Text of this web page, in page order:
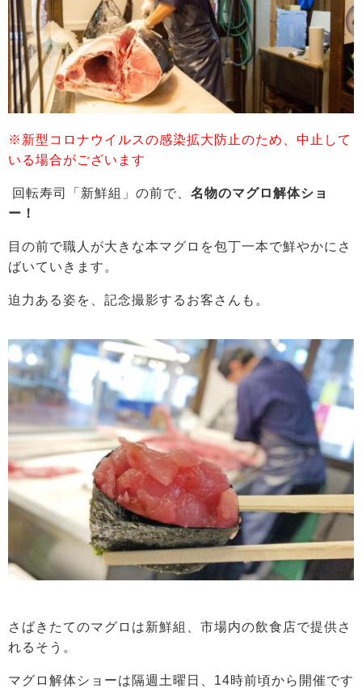
※新型コロナウイルスの感染拡大防止のため、中止して
いる場合がございます
回転寿司「新鮮組」の前で、 名物のマグロ解体ショ
ー！
目の前で職人が大きな本マグロを包丁一本で鮮やかにさ
ばいていきます。
迫力ある姿を、記念撮影するお客さんも。
さばきたてのマグロは新鮮組、市場内の飲食店で提供さ
れるそう。
マグロ解体ショーは隔週土曜日、14時前頃から開催です